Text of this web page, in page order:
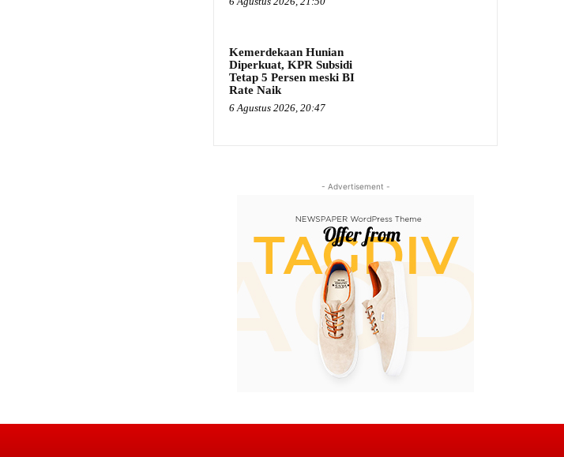
Kemerdekaan Hunian
Diperkuat, KPR Subsidi
Tetap 5 Persen meski BI
Rate Naik
6 Agustus 2026, 20:47
- Advertisement -